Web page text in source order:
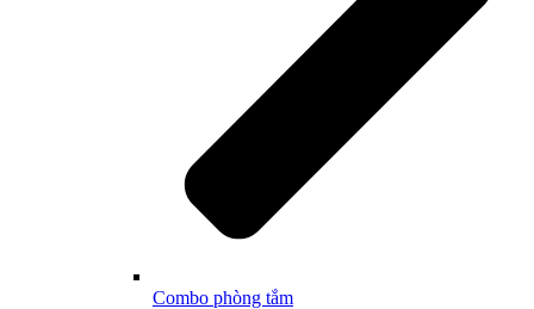
Combo phòng tắm